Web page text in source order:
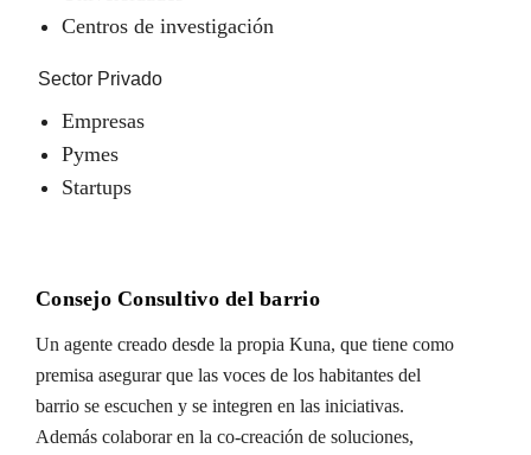
Centros de investigación
Sector Privado
Empresas
Pymes
Startups
Consejo Consultivo del barrio
Un agente creado desde la propia Kuna, que tiene como
premisa asegurar que las voces de los habitantes del
barrio se escuchen y se integren en las iniciativas.
Además colaborar en la co-creación de soluciones,